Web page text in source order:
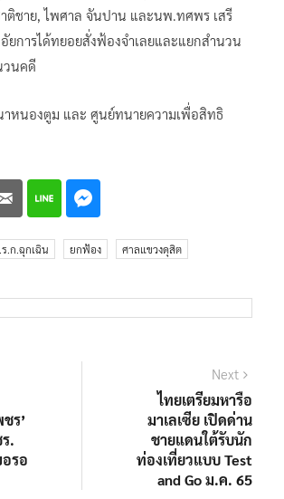
ติชาย, ไพศาล จันปาน และนพ.ทศพร เสรี
ยการได้ทยอยสั่งฟ้องจำเลยและแยกสำนวน
วนคดี
าหนองตูม และ ศูนย์ทนายความเพื่อสิทธิ
.ก.ฉุกเฉิน ยกฟ้อง ศาลแขวงดุสิต
ร’
.
รอ
Next
ไทยเตรียมหารือ
มาเลเซีย เปิดด่าน
ชายแดนใต้รับนัก
ท่องเที่ยวแบบ Test
and Go ม.ค. 65